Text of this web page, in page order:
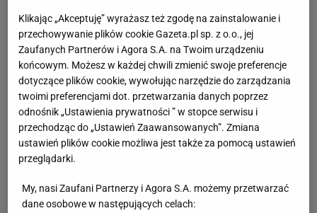
Klikając „Akceptuję” wyrażasz też zgodę na zainstalowanie i
przechowywanie plików cookie Gazeta.pl sp. z o.o., jej
Zaufanych Partnerów i Agora S.A. na Twoim urządzeniu
końcowym. Możesz w każdej chwili zmienić swoje preferencje
dotyczące plików cookie, wywołując narzędzie do zarządzania
twoimi preferencjami dot. przetwarzania danych poprzez
odnośnik „Ustawienia prywatności ” w stopce serwisu i
przechodząc do „Ustawień Zaawansowanych”. Zmiana
ustawień plików cookie możliwa jest także za pomocą ustawień
przeglądarki.
My, nasi Zaufani Partnerzy i Agora S.A. możemy przetwarzać
dane osobowe w następujących celach: